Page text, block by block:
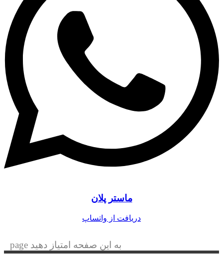
ماستر پلان
دریافت از واتساپ
به این صفحه امتیاز دهید page